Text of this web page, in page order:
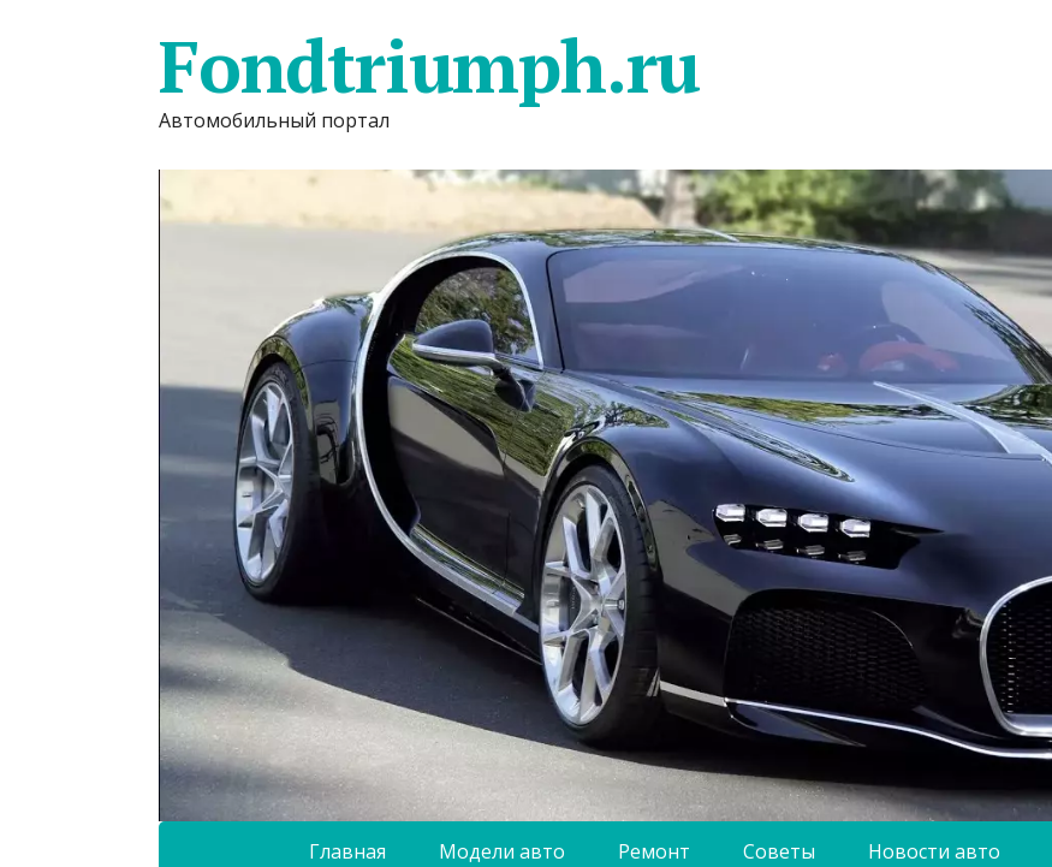
Fondtriumph.ru
Автомобильный портал
Главная Модели авто Ремонт Советы Новости авто